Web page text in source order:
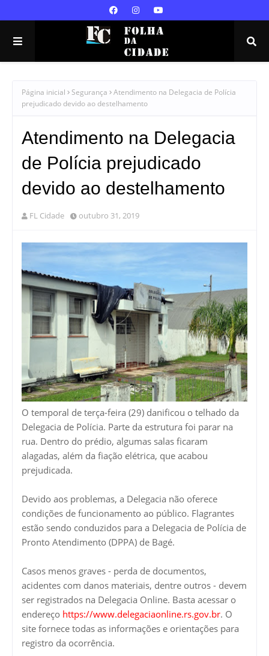
Página inicial Segurança
Atendimento na Delegacia de Polícia
prejudicado devido ao destelhamento
Atendimento na Delegacia
de Polícia prejudicado
devido ao destelhamento
FL Cidade outubro 31, 2019
O temporal de terça-feira (29) danificou o telhado da
Delegacia de Polícia. Parte da estrutura foi parar na
rua. Dentro do prédio, algumas salas ficaram
alagadas, além da fiação elétrica, que acabou
prejudicada.
Devido aos problemas, a Delegacia não oferece
condições de funcionamento ao público. Flagrantes
estão sendo conduzidos para a Delegacia de Polícia de
Pronto Atendimento (DPPA) de Bagé.
Casos menos graves - perda de documentos,
acidentes com danos materiais, dentre outros - devem
ser registrados na Delegacia Online. Basta acessar o
endereço https://www.delegaciaonline.rs.gov.br. O
site fornece todas as informações e orientações para
registro da ocorrência.